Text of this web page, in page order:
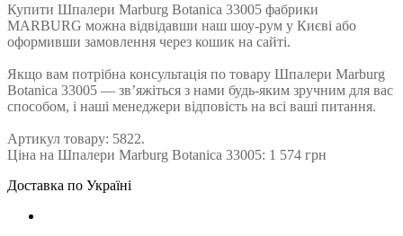
Купити Шпалери Marburg Botanica 33005 фабрики
MARBURG можна відвідавши наш шоу-рум у Києві або
оформивши замовлення через кошик на сайті.
Якщо вам потрібна консультація по товару Шпалери Marburg
Botanica 33005 — зв’яжіться з нами будь-яким зручним для вас
способом, і наші менеджери відповість на всі ваші питання.
Артикул товару: 5822.
Ціна на Шпалери Marburg Botanica 33005: 1 574 грн
Доставка по Україні